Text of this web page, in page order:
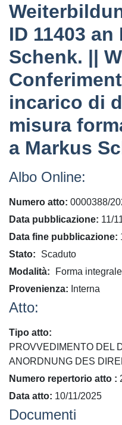
ID 11403 an
Schenk. ||
incarico di
misura
a Markus
Albo Online:
Numero atto 0000388/
Data pubblicazione 11/
Data fine pubblicazione
Stato
Scaduto
Modalità
Forma integrale
Provenienza
Interna
Atto:
Tipo atto
PROVVEDIMENTO DEL
ANORDNUNG DES
​Numero repertorio atto
Data atto 10/11/2025
Documenti